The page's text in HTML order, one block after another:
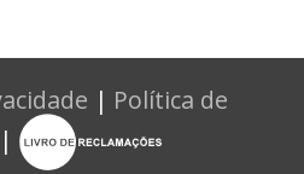
| Política de
|